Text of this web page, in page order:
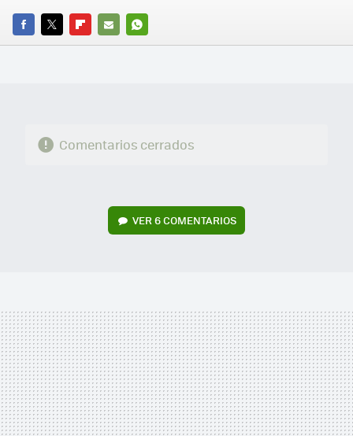
FACEBOOK
TWITTERFLIPBOARD
E-
WHATSAPP
Comentarios cerrados
VER6 COMENTARIOS